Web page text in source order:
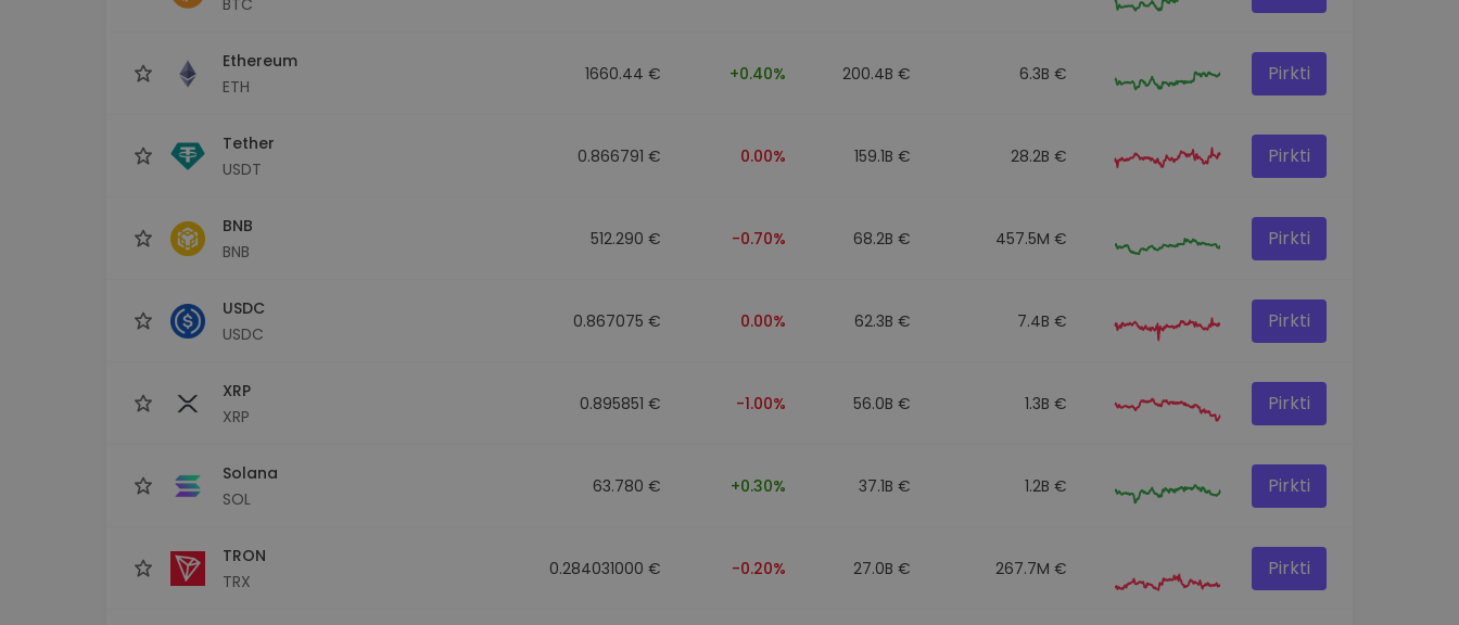
Ethereum
ETH
1660.44 € +0.40% 200.4B € 6.3B € Pirkti
Tether
USDT
0.866791 € 0.00% 159.1B € 28.2B € Pirkti
BNB
BNB
512.290 € -0.70% 68.2B € 457.5M € Pirkti
USDC
USDC
0.867075 € 0.00% 62.3B € 7.4B € Pirkti
XRP
XRP
0.895851 € -1.00% 56.0B € 1.3B € Pirkti
Solana
SOL
63.780 € +0.30% 37.1B € 1.2B € Pirkti
TRON
TRX
0.284031000 € -0.20% 27.0B € 267.7M € Pirkti